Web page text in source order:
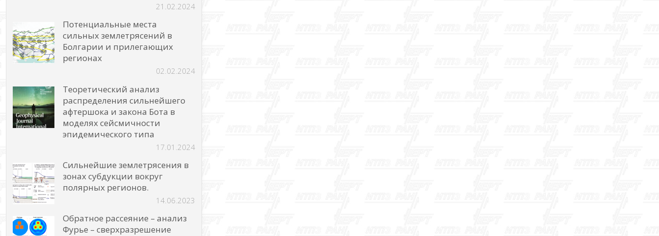
21.02.2024
Потенциальные места
сильных землетрясений в
Болгарии и прилегающих
регионах
02.02.2024
Теоретический анализ
распределения сильнейшего
афтершока и закона Бота в
моделях сейсмичности
эпидемического типа
17.01.2024
Сильнейшие землетрясения в
зонах субдукции вокруг
полярных регионов.
14.06.2023
Обратное рассеяние – анализ
Фурье – сверхразрешение